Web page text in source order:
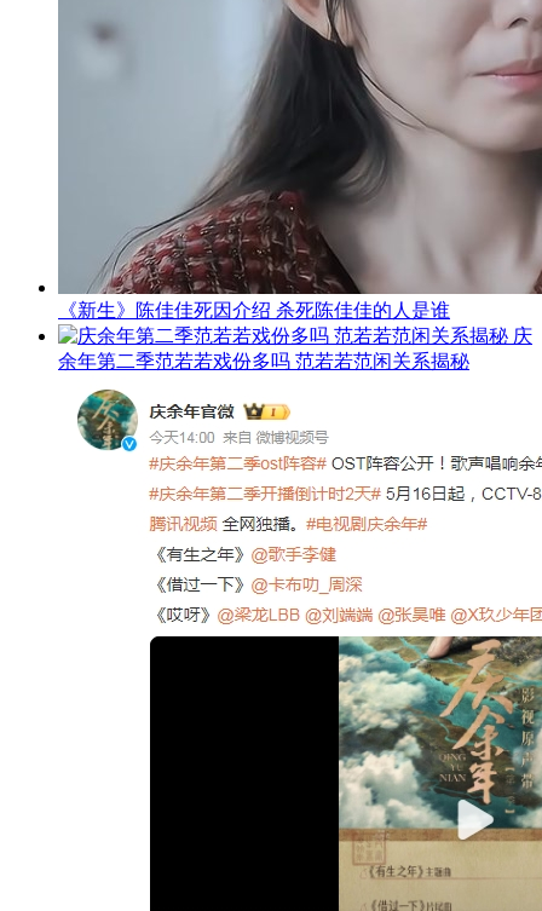
《新生》陈佳佳死因介绍 杀死陈佳佳的人是谁
庆
余年第二季范若若戏份多吗 范若若范闲关系揭秘